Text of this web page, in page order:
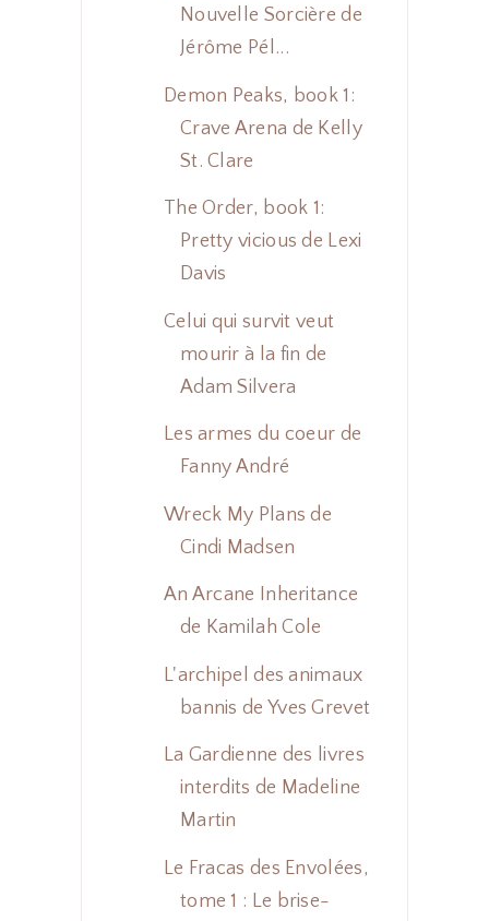
Nouvelle Sorcière de
Jérôme Pél...
Demon Peaks, book 1:
Crave Arena de Kelly
St. Clare
The Order, book 1:
Pretty vicious de Lexi
Davis
Celui qui survit veut
mourir à la fin de
Adam Silvera
Les armes du coeur de
Fanny André
Wreck My Plans de
Cindi Madsen
An Arcane Inheritance
de Kamilah Cole
L'archipel des animaux
bannis de Yves Grevet
La Gardienne des livres
interdits de Madeline
Martin
Le Fracas des Envolées,
tome 1 : Le brise-